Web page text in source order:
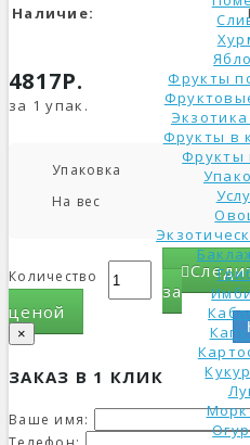
Фрукты
Фрукты в
Фрукты
Наличие:
4817Р.
за 1 упак.
Упаковка
На вес
Количество
за
ценой
×
ЗАКАЗ В 1 КЛИК
Ваше имя: